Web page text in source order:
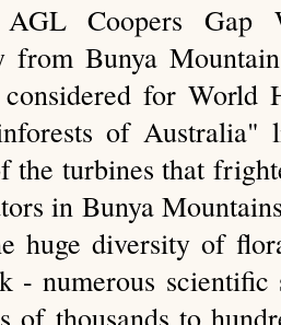
AGL Coopers
from Bunya
for World
of
the turbines that
in Bunya
huge diversity of
- numerous
of thousands to